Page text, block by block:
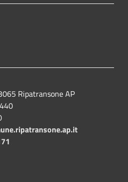
Ripatransone AP